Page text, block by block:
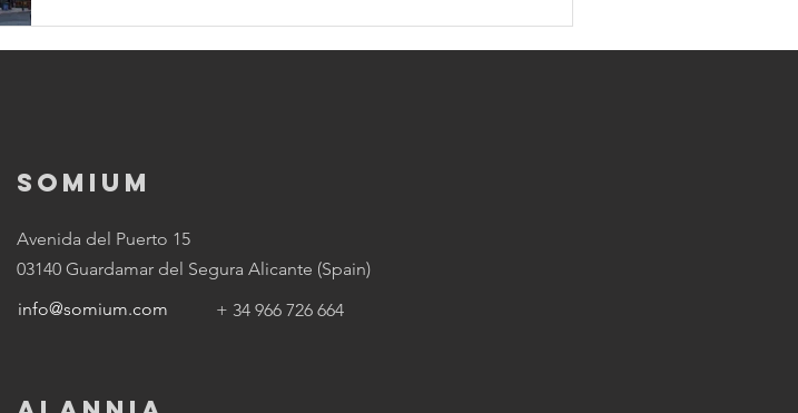
SOMIUM
Avenida del Puerto 15
03140 Guardamar del Segura Alicante (Spain)
info@somium.com
+ 34 966 726 664